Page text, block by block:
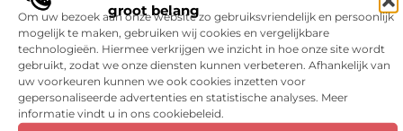
groot belang
Om uw bezoek aan onze website zo gebruiksvriendelijk en persoonlijk
mogelijk te maken, gebruiken wij cookies en vergelijkbare
technologieën. Hiermee verkrijgen we inzicht in hoe onze site wordt
gebruikt, zodat we onze diensten kunnen verbeteren. Afhankelijk van
uw voorkeuren kunnen we ook cookies inzetten voor
gepersonaliseerde advertenties en statistische analyses. Meer
informatie vindt u in ons cookiebeleid.
Hoe organiseer ik mijn keukenkastjes het
beste?
▼
Wat kan ik doen als ik weinig opbergruimte
▼